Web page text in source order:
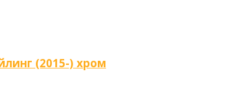
(2015-) хром